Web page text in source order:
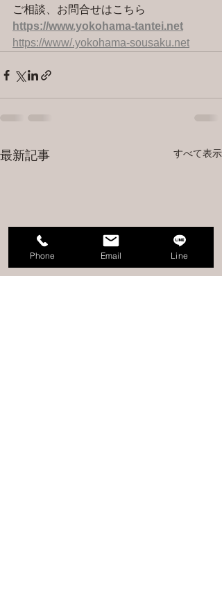
ご相談、お問合せはこちら
https://www.yokohama-tantei.net
https://www/.yokohama-sousaku.net
最新記事 すべて表示
Phone Email Line